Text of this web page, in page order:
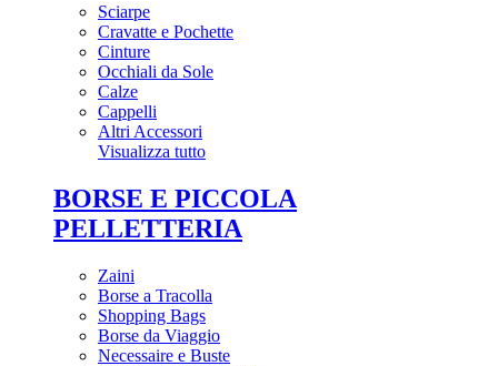
Sciarpe
Cravatte e Pochette
Cinture
Occhiali da Sole
Calze
Cappelli
Altri Accessori
Visualizza tutto
BORSE E PICCOLA
PELLETTERIA
Zaini
Borse a Tracolla
Shopping Bags
Borse da Viaggio
Necessaire e Buste